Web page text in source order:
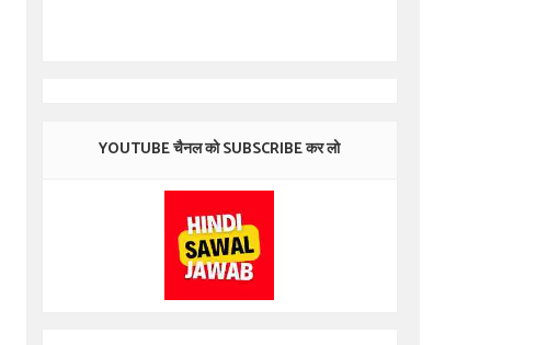
YOUTUBE चैनल को SUBSCRIBE कर लो